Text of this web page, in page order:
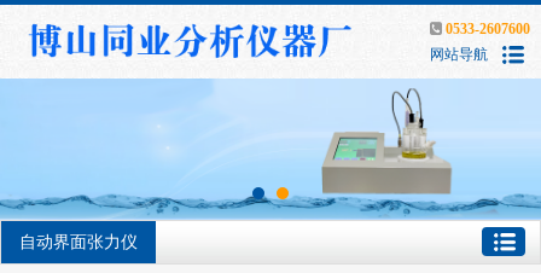
0533-2607600
网站导航
自动界面张力仪